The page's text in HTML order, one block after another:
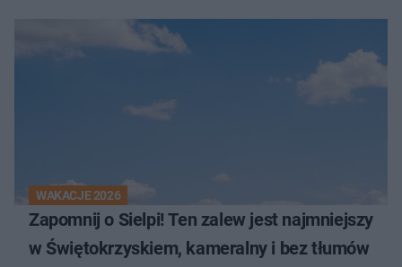
WAKACJE 2026
Zapomnij o Sielpi! Ten zalew jest najmniejszy
w Świętokrzyskiem, kameralny i bez tłumów